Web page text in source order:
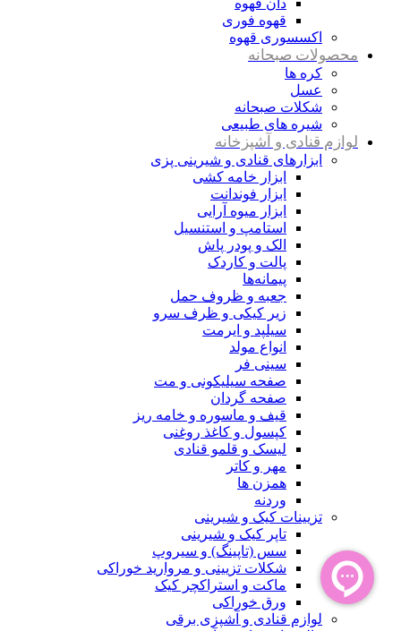
قهوه فوری
اکسسوری قهوه
محصولات صبحانه
کره ها
عسل
شکلات صبحانه
شیره های طبیعی
لوازم قنادی و آشپزخانه
ابزارهای قنادی و شیرینی پزی
ابزار خامه کشی
ابزار فوندانت
ابزار میوه آرایی
استامپ و استنسیل
الک و پودر پاش
پالت و کاردک
پیمانه‌ها
جعبه و ظروف حمل
زیر کیکی و ظرف سرو
سیلپد و ایرمت
انواع مولد
سینی فر
صفحه سیلیکونی و مت
صفحه گردان
قیف و ماسوره و خامه ریز
کپسول و کاغذ روغنی
لیسک و قلمو قنادی
مهر و کاتر
همزن ها
وردنه
تزیینات کیک و شیرینی
تاپر کیک و شیرینی
سس (تاپینگ) و سیروپ
شکلات تزیینی و مروارید خوراکی
ماکت و استراکچر کیک
ورق خوراکی
لوازم قنادی و آشپزی برقی